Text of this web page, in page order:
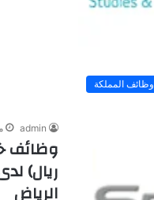
وظائف المملكة
admin
ريال)
الرياض